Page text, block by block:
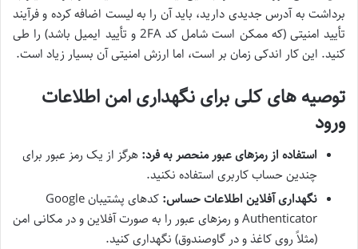
برداشت به آدرس جدیدی دارید، باید آن را به لیست اضافه کرده و فرآیند
تأیید امنیتی (که ممکن است شامل کد 2FA و تأیید ایمیل باشد) را طی
کنید. این کار اندکی زمان بر است، اما ارزش امنیتی آن بسیار زیاد است.
توصیه های کلی برای نگهداری امن اطلاعات
ورود
استفاده از رمزهای عبور منحصر به فرد: هرگز از یک رمز عبور برای
چندین حساب کاربری استفاده نکنید.
نگهداری آفلاین اطلاعات حساس:
کدهای پشتیبان Google
Authenticator و رمزهای عبور را به صورت آفلاین و در مکانی امن
(مثلاً روی کاغذ و در گاوصندوق) نگهداری کنید.